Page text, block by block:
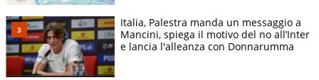
Italia, Palestra manda un messaggio a
Mancini, spiega il motivo del no all’Inter
e lancia l'alleanza con Donnarumma